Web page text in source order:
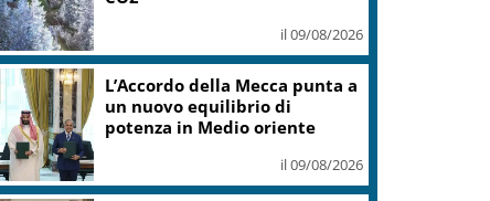
il 09/08/2026
L’Accordo della Mecca punta a
un nuovo equilibrio di
potenza in Medio oriente
il 09/08/2026